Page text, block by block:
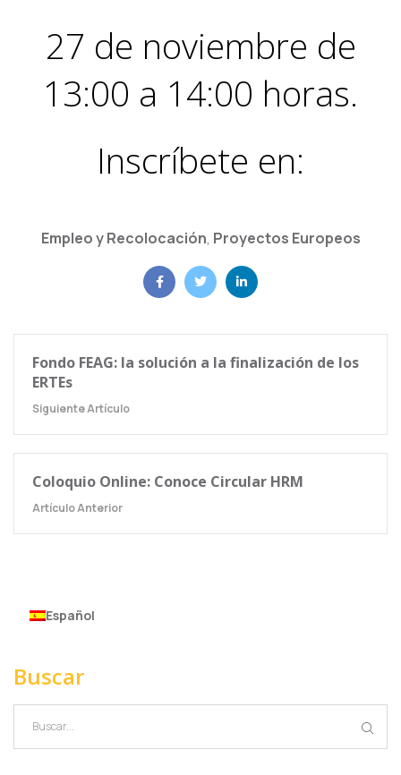
27 de noviembre de
13:00 a 14:00 horas.
Inscríbete en:
Empleo y Recolocación, Proyectos Europeos
Fondo FEAG: la solución a la finalización de los
ERTEs
Siguiente Artículo
Coloquio Online: Conoce Circular HRM
Artículo Anterior
Español
Buscar